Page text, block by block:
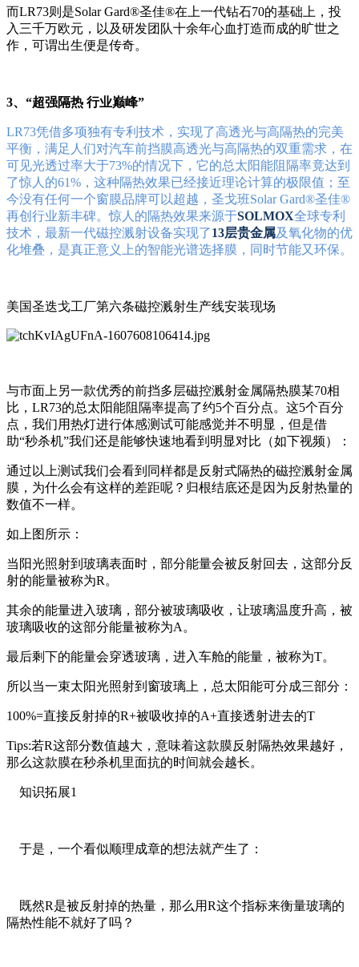
而LR73则是Solar Gard®圣佳®在上一代钻石70的基础上，投
入三千万欧元，以及研发团队十余年心血打造而成的旷世之
作，可谓出生便是传奇。
3、“超强隔热 行业巅峰”
LR73凭借多项独有专利技术，实现了高透光与高隔热的完美
平衡，满足人们对汽车前挡膜高透光与高隔热的双重需求，在
可见光透过率大于73%的情况下，它的总太阳能阻隔率竟达到
了惊人的61%，这种隔热效果已经接近理论计算的极限值；至
今没有任何一个窗膜品牌可以超越，圣戈班Solar Gard®圣佳®
再创行业新丰碑。惊人的隔热效果来源于SOLMOX全球专利
技术，最新一代磁控溅射设备实现了13层贵金属及氧化物的优
化堆叠，是真正意义上的智能光谱选择膜，同时节能又环保。
美国圣迭戈工厂第六条磁控溅射生产线安装现场
与市面上另一款优秀的前挡多层磁控溅射金属隔热膜某70相
比，LR73的总太阳能阻隔率提高了约5个百分点。这5个百分
点，我们用热灯进行体感测试可能感觉并不明显，但是借
助“秒杀机”我们还是能够快速地看到明显对比（如下视频）：
通过以上测试我们会看到同样都是反射式隔热的磁控溅射金属
膜，为什么会有这样的差距呢？归根结底还是因为反射热量的
数值不一样。
如上图所示：
当阳光照射到玻璃表面时，部分能量会被反射回去，这部分反
射的能量被称为R。
其余的能量进入玻璃，部分被玻璃吸收，让玻璃温度升高，被
玻璃吸收的这部分能量被称为A。
最后剩下的能量会穿透玻璃，进入车舱的能量，被称为T。
所以当一束太阳光照射到窗玻璃上，总太阳能可分成三部分：
100%=直接反射掉的R+被吸收掉的A+直接透射进去的T
Tips:若R这部分数值越大，意味着这款膜反射隔热效果越好，
那么这款膜在秒杀机里面抗的时间就会越长。
知识拓展1
于是，一个看似顺理成章的想法就产生了：
既然R是被反射掉的热量，那么用R这个指标来衡量玻璃的
隔热性能不就好了吗？